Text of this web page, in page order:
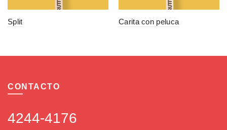
Split Carita con peluca
CONTACTO
4244-4176